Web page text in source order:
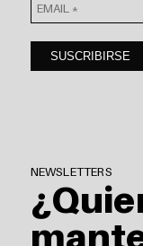
NEWSLETTERS